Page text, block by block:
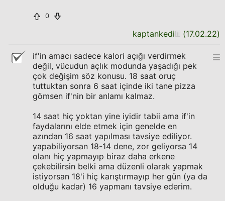
0
kaptankedi (17.02.22)
if'in amacı sadece kalori açığı verdirmek
değil, vücudun açlık modunda yaşadığı pek
çok değişim söz konusu. 18 saat oruç
tuttuktan sonra 6 saat içinde iki tane pizza
gömsen if'nin bir anlamı kalmaz.
14 saat hiç yoktan yine iyidir tabii ama if'in
faydalarını elde etmek için genelde en
azından 16 saat yapılması tavsiye ediliyor.
yapabiliyorsan 18-14 dene, zor geliyorsa 14
olanı hiç yapmayıp biraz daha erkene
çekebilirsin belki ama düzenli olarak yapmak
istiyorsan 18'i hiç karıştırmayıp her gün (ya da
olduğu kadar) 16 yapmanı tavsiye ederim.